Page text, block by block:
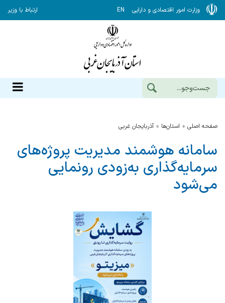
وزارت امور اقتصادی و دارایی EN ارتباط با وزیر
صفحه اصلی استان‌ها آذربایجان غربی
سامانه هوشمند مدیریت پروژه‌های
سرمایه‌گذاری به‌زودی رونمایی
می‌شود